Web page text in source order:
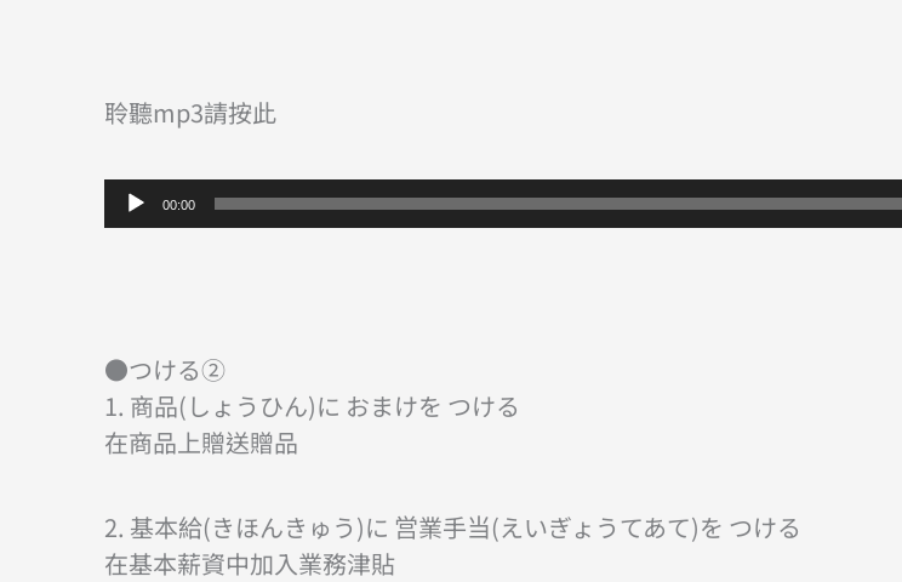
聆聽mp3請按此
訊
00:00
●つける②
1. 商品(しょうひん)に おまけを つける
在商品上贈送贈品
2. 基本給(きほんきゅう)に 営業手当(えいぎょうてあて)を つける
在基本薪資中加入業務津貼